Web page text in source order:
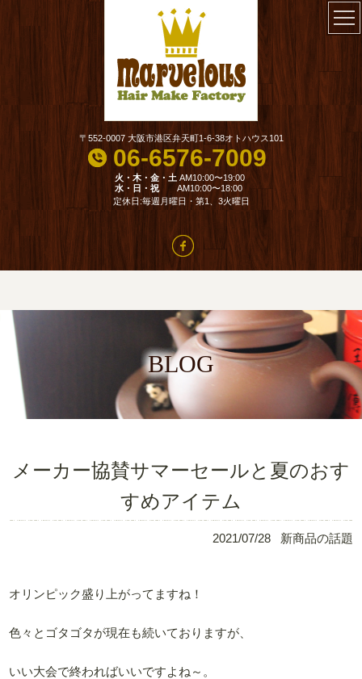
〒552-0007 大阪市港区弁天町1-6-38オトハウス101
06-6576-7009
火・木・金・土 AM10:00〜19:00
水・日・祝
AM10:00〜18:00
定休日:毎週月曜日・第1、3火曜日
BLOG
メーカー協賛サマーセールと夏のおす
すめアイテム
2021/07/28 新商品の話題
オリンピック盛り上がってますね！
色々とゴタゴタが現在も続いておりますが、
いい大会で終わればいいですよね～。